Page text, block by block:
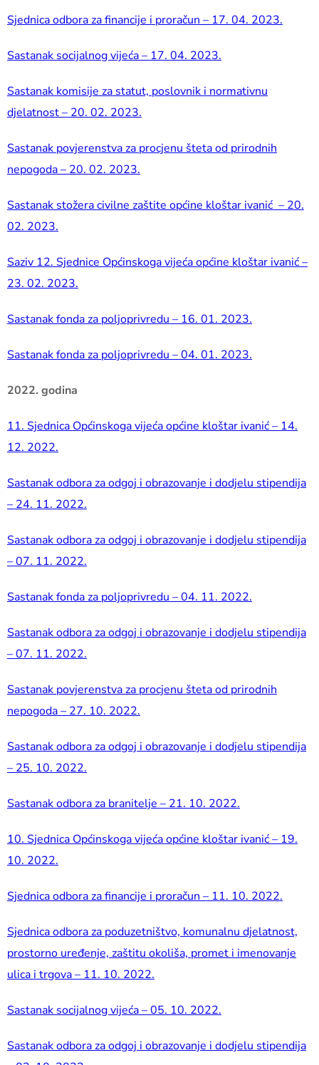
Sjednica odbora za financije i proračun – 17. 04. 2023.
Sastanak socijalnog vijeća – 17. 04. 2023.
Sastanak komisije za statut, poslovnik i normativnu
djelatnost – 20. 02. 2023.
Sastanak povjerenstva za procjenu šteta od prirodnih
nepogoda – 20. 02. 2023.
Sastanak stožera civilne zaštite općine kloštar ivanić – 20.
02. 2023.
Saziv 12. Sjednice Općinskoga vijeća općine kloštar ivanić –
23. 02. 2023.
Sastanak fonda za poljoprivredu – 16. 01. 2023.
Sastanak fonda za poljoprivredu – 04. 01. 2023.
2022. godina
11. Sjednica Općinskoga vijeća općine kloštar ivanić – 14.
12. 2022.
Sastanak odbora za odgoj i obrazovanje i dodjelu stipendija
– 24. 11. 2022.
Sastanak odbora za odgoj i obrazovanje i dodjelu stipendija
– 07. 11. 2022.
Sastanak fonda za poljoprivredu – 04. 11. 2022.
Sastanak odbora za odgoj i obrazovanje i dodjelu stipendija
– 07. 11. 2022.
Sastanak povjerenstva za procjenu šteta od prirodnih
nepogoda – 27. 10. 2022.
Sastanak odbora za odgoj i obrazovanje i dodjelu stipendija
– 25. 10. 2022.
Sastanak odbora za branitelje – 21. 10. 2022.
10. Sjednica Općinskoga vijeća općine kloštar ivanić – 19.
10. 2022.
Sjednica odbora za financije i proračun – 11. 10. 2022.
Sjednica odbora za poduzetništvo, komunalnu djelatnost,
prostorno uređenje, zaštitu okoliša, promet i imenovanje
ulica i trgova – 11. 10. 2022.
Sastanak socijalnog vijeća – 05. 10. 2022.
Sastanak odbora za odgoj i obrazovanje i dodjelu stipendija